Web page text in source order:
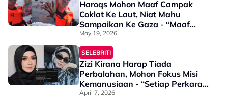
Haroqs Mohon Maaf Campak
Coklat Ke Laut, Niat Mahu
Sampaikan Ke Gaza - “Maaf
Andai Perbuatan Saya Tidak
Sopan…”
May 19, 2026
SELEBRITI
Zizi Kirana Harap Tiada
Perbalahan, Mohon Fokus Misi
Kemanusiaan - “Setiap Perkara
Ada Panduan & Pertimbangan
April 7, 2026